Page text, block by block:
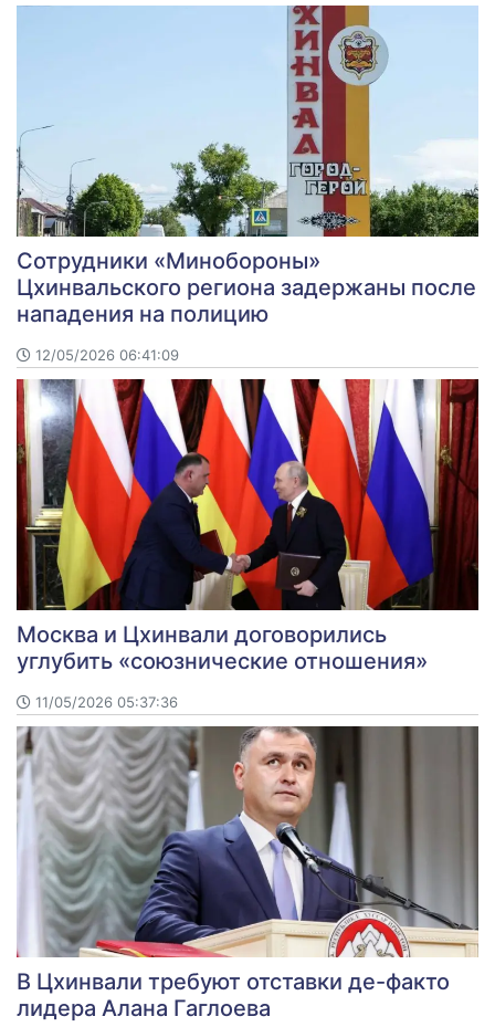
Сотрудники «Минобороны»
Цхинвальского региона задержаны после
нападения на полицию
12/05/2026 06:41:09
Москва и Цхинвали договорились
углубить «союзнические отношения»
11/05/2026 05:37:36
В Цхинвали требуют отставки де-факто
лидера Алана Гаглоева